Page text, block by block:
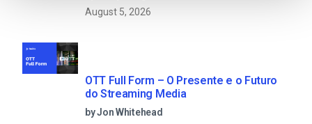
August 5, 2026
OTT Full Form – O Presente e o Futuro
do Streaming Media
by Jon Whitehead